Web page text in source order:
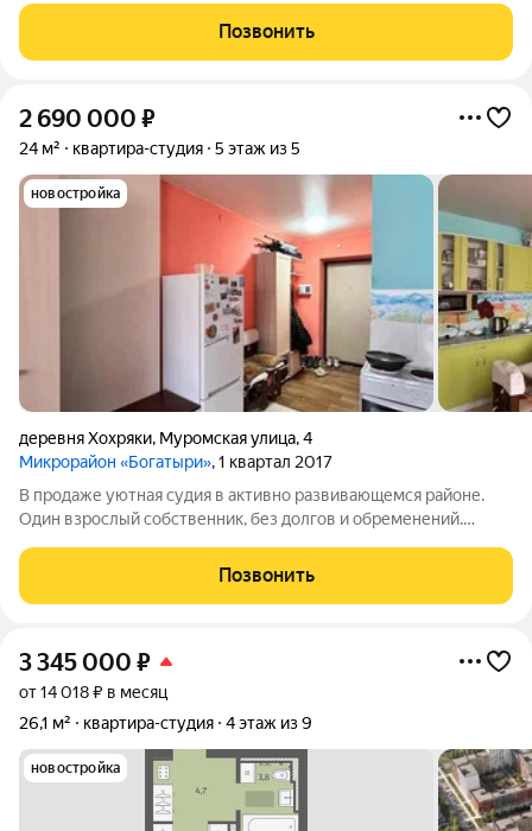
этажностью от 5 до 9 этажей. Выгодное расположение - 500
метров от ул. Воткинское шоссе
Позвонить
2 690 000 ₽
24 м² квартира-студия 5 этаж из 5
новостройка
деревня Хохряки, Муромская улица,4
Микрорайон «Богатыри», 1 квартал 2017
В продаже уютная судия в активно развивающемся районе.
Один взрослый собственник, без долгов и обременений.
Позвонить
3 345 000 ₽
от 14 018 ₽ в месяц
26,1 м²
квартира-студия 4 этаж из 9
новостройка